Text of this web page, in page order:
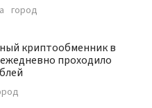
город
криптообменник в
проходило